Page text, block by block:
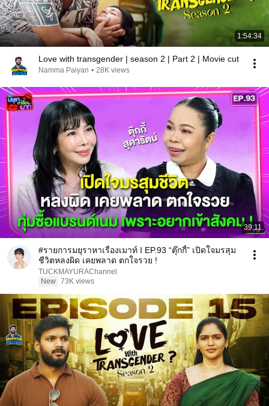
1:54:34
Love with transgender | season 2 | Part 2 | Movie cut
Namma Paiyan • 28K views
39:11
#รายการมยุราหาเรื่องเมาท์ I EP.93 “ตุ๊กกี้” เปิดใจมรสุม
ชีวิตหลงผิด เคยพลาด ตกใจรวย !
TUCKMAYURAChannel
New 73K views